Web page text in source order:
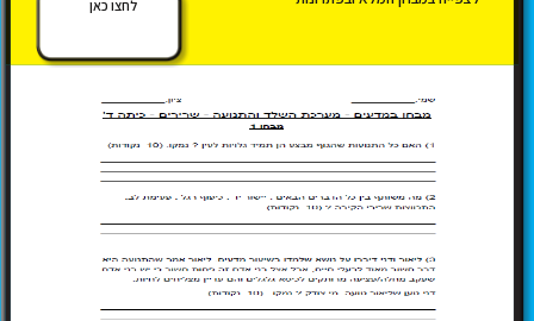
לחצו כאן